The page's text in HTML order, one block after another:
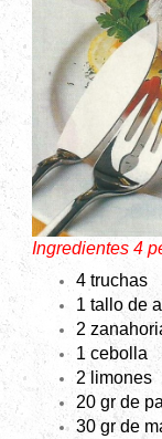
Ingredientes 4
4 truchas
1 tallo de
2
1 cebolla
2 limones
20 gr de
30 gr de